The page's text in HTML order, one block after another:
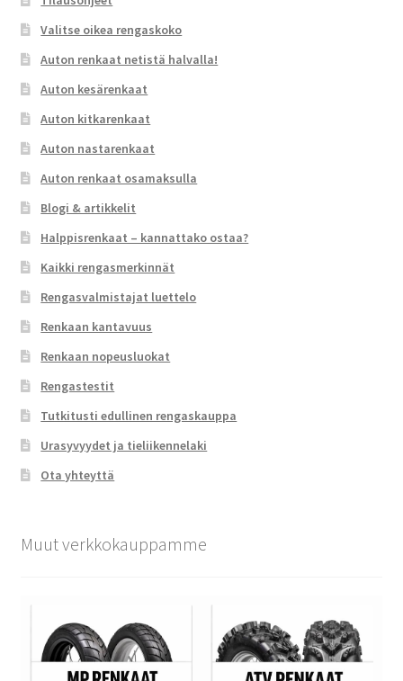
Valitse oikea rengaskoko
Auton renkaat netistä halvalla!
Auton kesärenkaat
Auton kitkarenkaat
Auton nastarenkaat
Auton renkaat osamaksulla
Blogi & artikkelit
Halppisrenkaat – kannattako ostaa?
Kaikki rengasmerkinnät
Rengasvalmistajat luettelo
Renkaan kantavuus
Renkaan nopeusluokat
Rengastestit
Tutkitusti edullinen rengaskauppa
Urasyvyydet ja tieliikennelaki
Ota yhteyttä
Muut verkkokauppamme